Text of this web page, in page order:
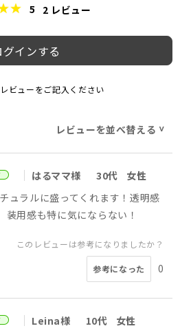
5 2 レビュー
グインする
ビューをご記入ください
レビューを並べ替える>
はるママ様 30代
女性
ュラルに盛ってくれます！透明感
用感も特に気にならない！
このレビューは参考になりましたか？
参考になった 0
Leina様 10代
女性